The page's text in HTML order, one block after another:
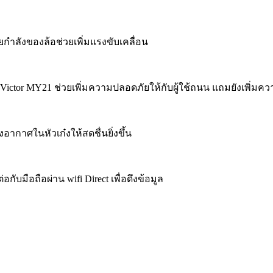
ำลังของล้อช่วยเพิ่มแรงขับเคลื่อน
Victor MY21 ช่วยเพิ่มความปลอดภัยให้กับผู้ใช้ถนน แถมยังเพิ่มค
อากาศในหัวเก๋งให้สดชื่นยิ่งขึ้น
กับมือถือผ่าน wifi Direct เพื่อดึงข้อมูล